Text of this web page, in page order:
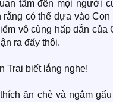
tâm đến mọi người
rằng có thể dựa vào Con
vô cùng hấp dẫn của
ra đấy thôi.
Trai biết lắng nghe!
ăn chè và ngắm